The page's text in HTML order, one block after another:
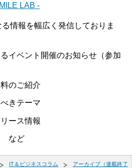
LAB -
情報を幅広く発信しておりま
イベント開催のお知らせ（参加
のご紹介
きテーマ
ース情報
など
IT＆ビジネスコラム
アーカイブ（連載終了